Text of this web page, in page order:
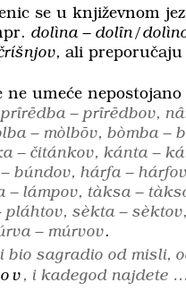
se u književnom
dolìna – dolȋn/
ali
ne umeće nepostojano
prȋrēdba – prȋrēdbov,
– mòlbōv, bòmba –
– čitánkov, kánta –
búndov, hárfa –
– lámpov, tàksa –
pláhtov, sèkta –
– múrvov.
bio sagradio od misli,
, i kadegod najdete